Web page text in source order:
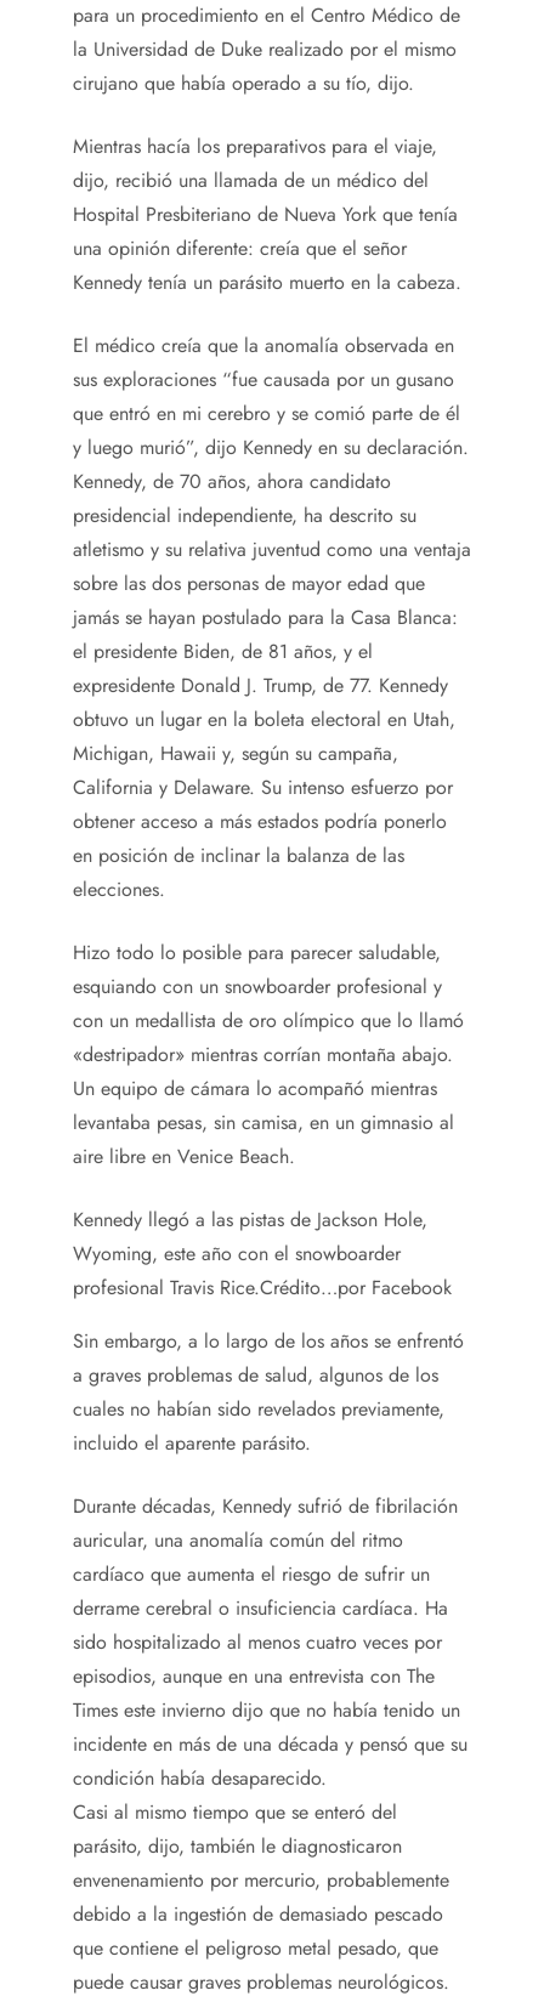
para un procedimiento en el Centro Médico de
la Universidad de Duke realizado por el mismo
cirujano que había operado a su tío, dijo.
Mientras hacía los preparativos para el viaje,
dijo, recibió una llamada de un médico del
Hospital Presbiteriano de Nueva York que tenía
una opinión diferente: creía que el señor
Kennedy tenía un parásito muerto en la cabeza.
El médico creía que la anomalía observada en
sus exploraciones “fue causada por un gusano
que entró en mi cerebro y se comió parte de él
y luego murió”, dijo Kennedy en su declaración.
Kennedy, de 70 años, ahora candidato
presidencial independiente, ha descrito su
atletismo y su relativa juventud como una ventaja
sobre las dos personas de mayor edad que
jamás se hayan postulado para la Casa Blanca:
el presidente Biden, de 81 años, y el
expresidente Donald J. Trump, de 77. Kennedy
obtuvo un lugar en la boleta electoral en Utah,
Michigan, Hawaii y, según su campaña,
California y Delaware. Su intenso esfuerzo por
obtener acceso a más estados podría ponerlo
en posición de inclinar la balanza de las
elecciones.
Hizo todo lo posible para parecer saludable,
esquiando con un snowboarder profesional y
con un medallista de oro olímpico que lo llamó
«destripador» mientras corrían montaña abajo.
Un equipo de cámara lo acompañó mientras
levantaba pesas, sin camisa, en un gimnasio al
aire libre en Venice Beach.
Kennedy llegó a las pistas de Jackson Hole,
Wyoming, este año con el snowboarder
profesional Travis Rice.Crédito…por Facebook
Sin embargo, a lo largo de los años se enfrentó
a graves problemas de salud, algunos de los
cuales no habían sido revelados previamente,
incluido el aparente parásito.
Durante décadas, Kennedy sufrió de fibrilación
auricular, una anomalía común del ritmo
cardíaco que aumenta el riesgo de sufrir un
derrame cerebral o insuficiencia cardíaca. Ha
sido hospitalizado al menos cuatro veces por
episodios, aunque en una entrevista con The
Times este invierno dijo que no había tenido un
incidente en más de una década y pensó que su
condición había desaparecido.
Casi al mismo tiempo que se enteró del
parásito, dijo, también le diagnosticaron
envenenamiento por mercurio, probablemente
debido a la ingestión de demasiado pescado
que contiene el peligroso metal pesado, que
puede causar graves problemas neurológicos.